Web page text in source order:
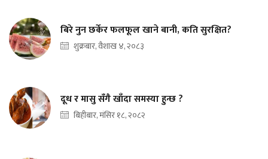
बिरे नुन छर्केर फलफूल खाने बानी, कति सुरक्षित?
शुक्रबार, वैशाख ४, २०८३
दूध र मासु सँगै खाँदा समस्या हुन्छ ?
बिहीबार, मंसिर १८, २०८२